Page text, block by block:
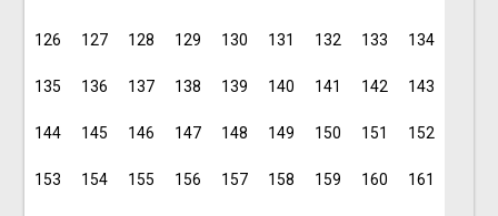
126 127 128 129 130 131 132 133 134
135 136 137 138 139 140 141 142 143
144 145 146 147 148 149 150 151 152
153 154 155 156 157 158 159 160 161